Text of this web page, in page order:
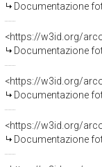
Documentazione
Documentazione
Documentazione
Documentazione